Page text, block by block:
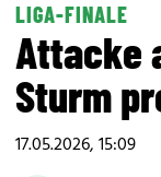
LIGA-FINALE
Attacke
Sturm
17.05.2026, 15:09